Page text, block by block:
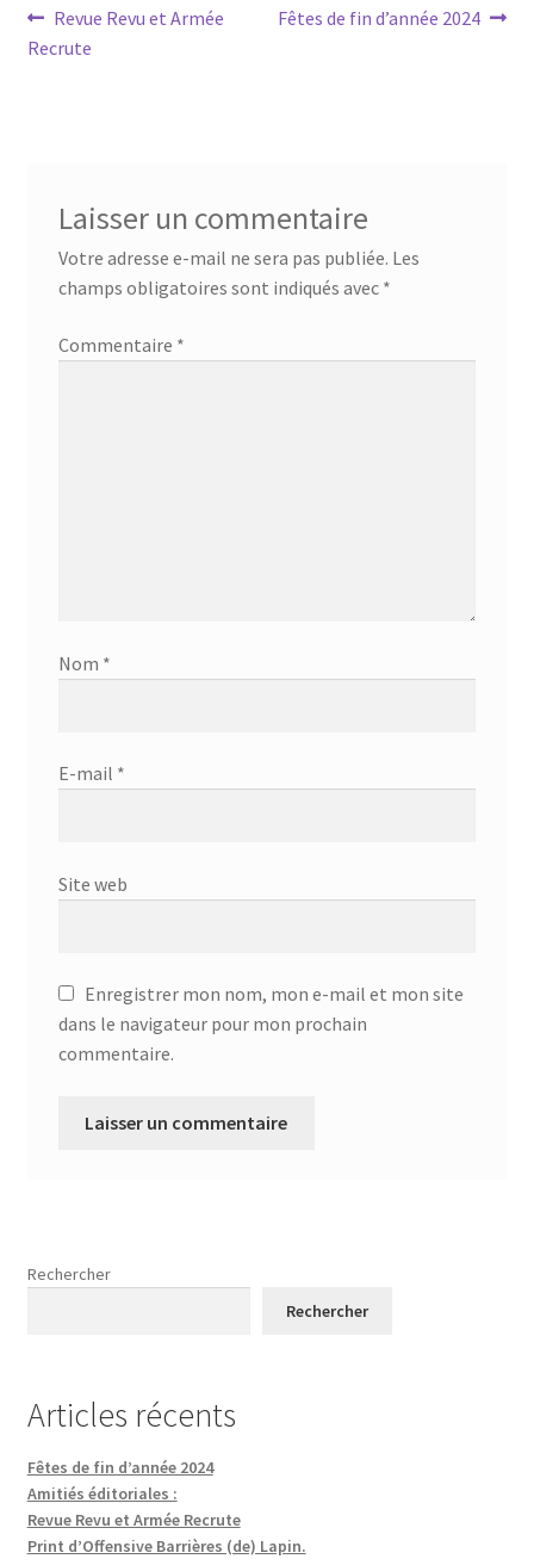
Navigation
de
Article
précédent :
Revue Revu et Armée
Recrute
Article
Fêtes de fin d’année 2024
Laisser un commentaire
Votre adresse e-mail ne sera pas publiée. Les
champs obligatoires sont indiqués avec *
Commentaire *
Nom *
E-mail *
Site web
Enregistrer mon nom, mon e-mail et mon site
dans le navigateur pour mon prochain
commentaire.
Rechercher
Rechercher
Articles récents
Fêtes de fin d’année 2024
Amitiés éditoriales :
Revue Revu et Armée Recrute
Print d’Offensive Barrières (de) Lapin.